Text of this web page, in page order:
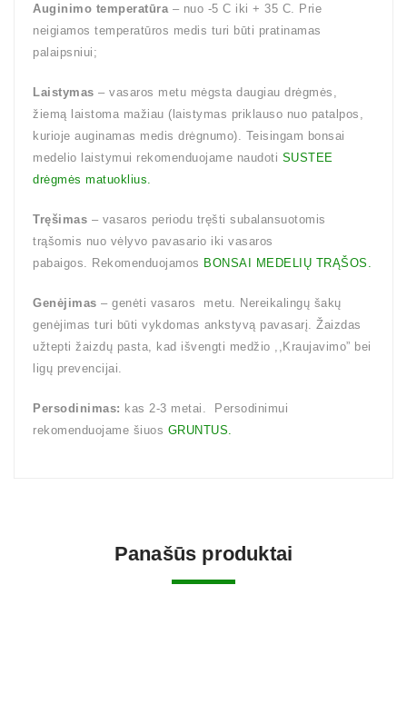
Auginimo temperatūra– nuo -5 C iki + 35 C. Prie
neigiamos temperatūros medis turi būti pratinamas
palaipsniui;
Laistymas – vasaros metu mėgsta daugiau drėgmės,
žiemą laistoma mažiau (laistymas priklauso nuo patalpos,
kurioje auginamas medis drėgnumo). Teisingam bonsai
medelio laistymui rekomenduojame naudoti SUSTEE
drėgmės matuoklius.
Tręšimas – vasaros periodu tręšti subalansuotomis
trąšomis nuo vėlyvo pavasario iki vasaros
pabaigos. Rekomenduojamos BONSAI MEDELIŲ TRĄŠOS.
Genėjimas – genėti vasaros metu. Nereikalingų šakų
genėjimas turi būti vykdomas ankstyvą pavasarį. Žaizdas
užtepti žaizdų pasta, kad išvengti medžio ,,Kraujavimo” bei
ligų prevencijai.
Persodinimas: kas 2-3 metai. Persodinimui
rekomenduojame šiuos GRUNTUS.
Panašūs produktai